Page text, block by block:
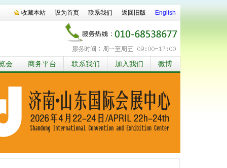
收藏本站 设为首页 联系我们 返回旧版 English
会 商务平台 联系我们 加入我们 微博